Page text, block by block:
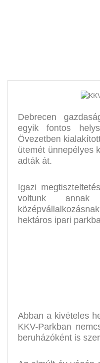
Debrecen
egyik fontos
Övezetben
ütemét ünnepélyes
adták át.
Igazi
voltunk
hektáros ipari
Abban a kivételes
KKV-Parkban
beruházóként is